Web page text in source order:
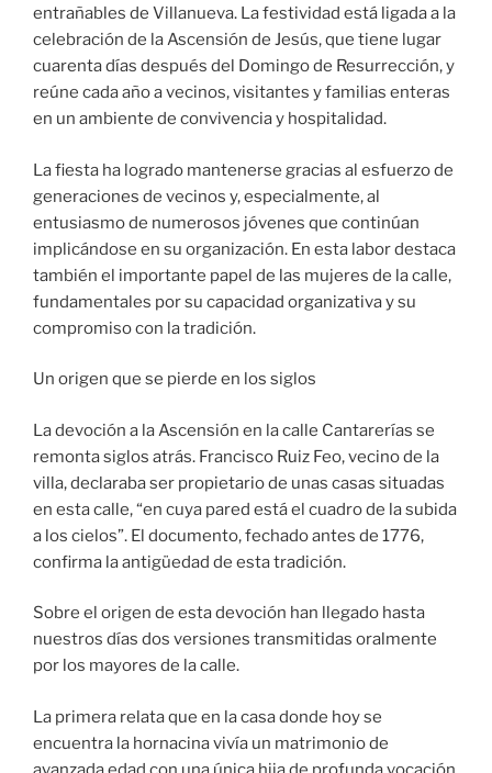
entrañables de Villanueva. La festividad está ligada a la
celebración de la Ascensión de Jesús, que tiene lugar
cuarenta días después del Domingo de Resurrección, y
reúne cada año a vecinos, visitantes y familias enteras
en un ambiente de convivencia y hospitalidad.
La fiesta ha logrado mantenerse gracias al esfuerzo de
generaciones de vecinos y, especialmente, al
entusiasmo de numerosos jóvenes que continúan
implicándose en su organización. En esta labor destaca
también el importante papel de las mujeres de la calle,
fundamentales por su capacidad organizativa y su
compromiso con la tradición.
Un origen que se pierde en los siglos
La devoción a la Ascensión en la calle Cantarerías se
remonta siglos atrás. Francisco Ruiz Feo, vecino de la
villa, declaraba ser propietario de unas casas situadas
en esta calle, “en cuya pared está el cuadro de la subida
a los cielos”. El documento, fechado antes de 1776,
confirma la antigüedad de esta tradición.
Sobre el origen de esta devoción han llegado hasta
nuestros días dos versiones transmitidas oralmente
por los mayores de la calle.
La primera relata que en la casa donde hoy se
encuentra la hornacina vivía un matrimonio de